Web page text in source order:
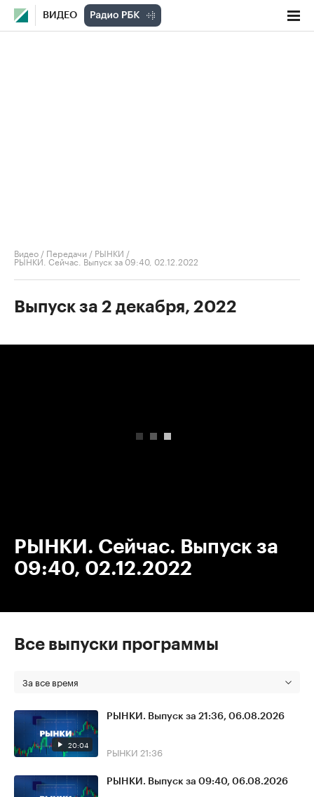
ВИДЕО
Видео / Передачи / РЫНКИ /
РЫНКИ. Сейчас. Выпуск за 09:40, 02.12.2022
Выпуск за 2 декабря, 2022
РЫНКИ. Сейчас. Выпуск за
09:40, 02.12.2022
Все выпуски программы
За все время
20:04
РЫНКИ. Выпуск за 21:36, 06.08.2026
РЫНКИ 21:36
РЫНКИ. Выпуск за 09:40, 06.08.2026